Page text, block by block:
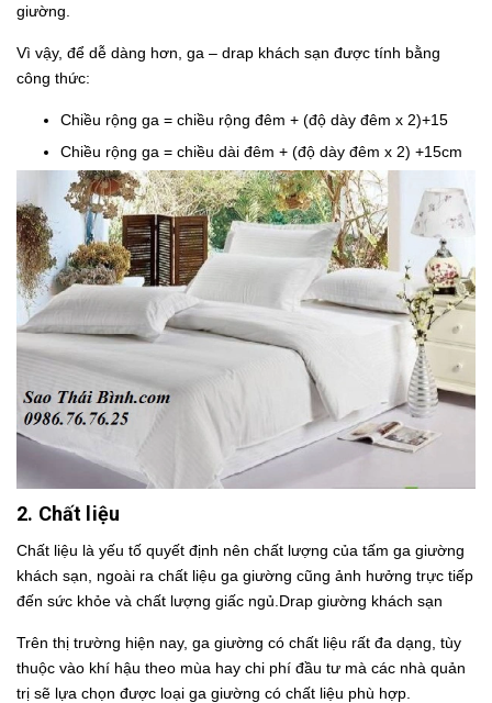
giường.
Vì vậy, để dễ dàng hơn, ga – drap khách sạn được tính bằng
công thức:
Chiều rộng ga = chiều rộng đêm + (độ dày đêm x 2)+15
Chiều rộng ga = chiều dài đêm + (độ dày đêm x 2) +15cm
2. Chất liệu
Chất liệu là yếu tố quyết định nên chất lượng của tấm ga giường
khách sạn, ngoài ra chất liệu ga giường cũng ảnh hưởng trực tiếp
đến sức khỏe và chất lượng giấc ngủ.Drap giường khách sạn
Trên thị trường hiện nay, ga giường có chất liệu rất đa dạng, tùy
thuộc vào khí hậu theo mùa hay chi phí đầu tư mà các nhà quản
trị sẽ lựa chọn được loại ga giường có chất liệu phù hợp.